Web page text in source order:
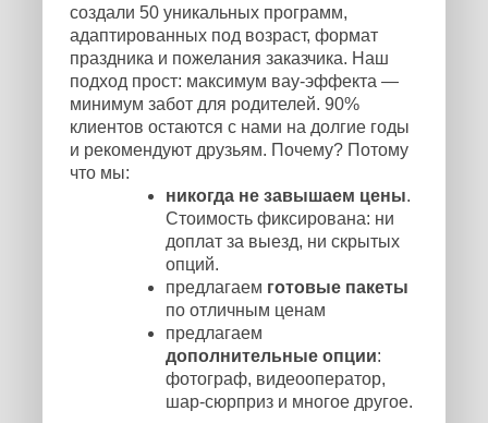
создали 50 уникальных программ,
адаптированных под возраст, формат
праздника и пожелания заказчика. Наш
подход прост: максимум вау-эффекта —
минимум забот для родителей. 90%
клиентов остаются с нами на долгие годы
и рекомендуют друзьям. Почему? Потому
что мы:
никогда не завышаем цены.
Стоимость фиксирована: ни
доплат за выезд, ни скрытых
опций.
предлагаем готовые пакеты
по отличным ценам
предлагаем
дополнительные опции:
фотограф, видеооператор,
шар-сюрприз и многое другое.